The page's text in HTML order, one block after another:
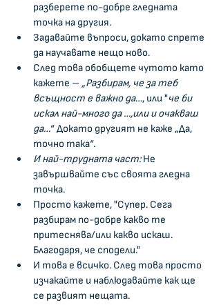
разберете по-добре гледната
точка на другия.
Задавайте въпроси, докато спрете
да научавате нещо ново.
След това обобщете чутото като
кажете – „Разбирам, че за теб
всъщност е важно да…, или "че би
искал най-много да …,или и очакваш
да…“ Докато другият не каже „Да,
точно така“.
И най-трудната част: Не
завършвайте със своята гледна
точка.
Просто кажете, "Супер. Сега
разбирам по-добре какво те
притеснява/или какво искаш.
Благодаря, че сподели."
И това е всичко. След това просто
изчакайте и наблюдавайте как ще
се развият нещата.